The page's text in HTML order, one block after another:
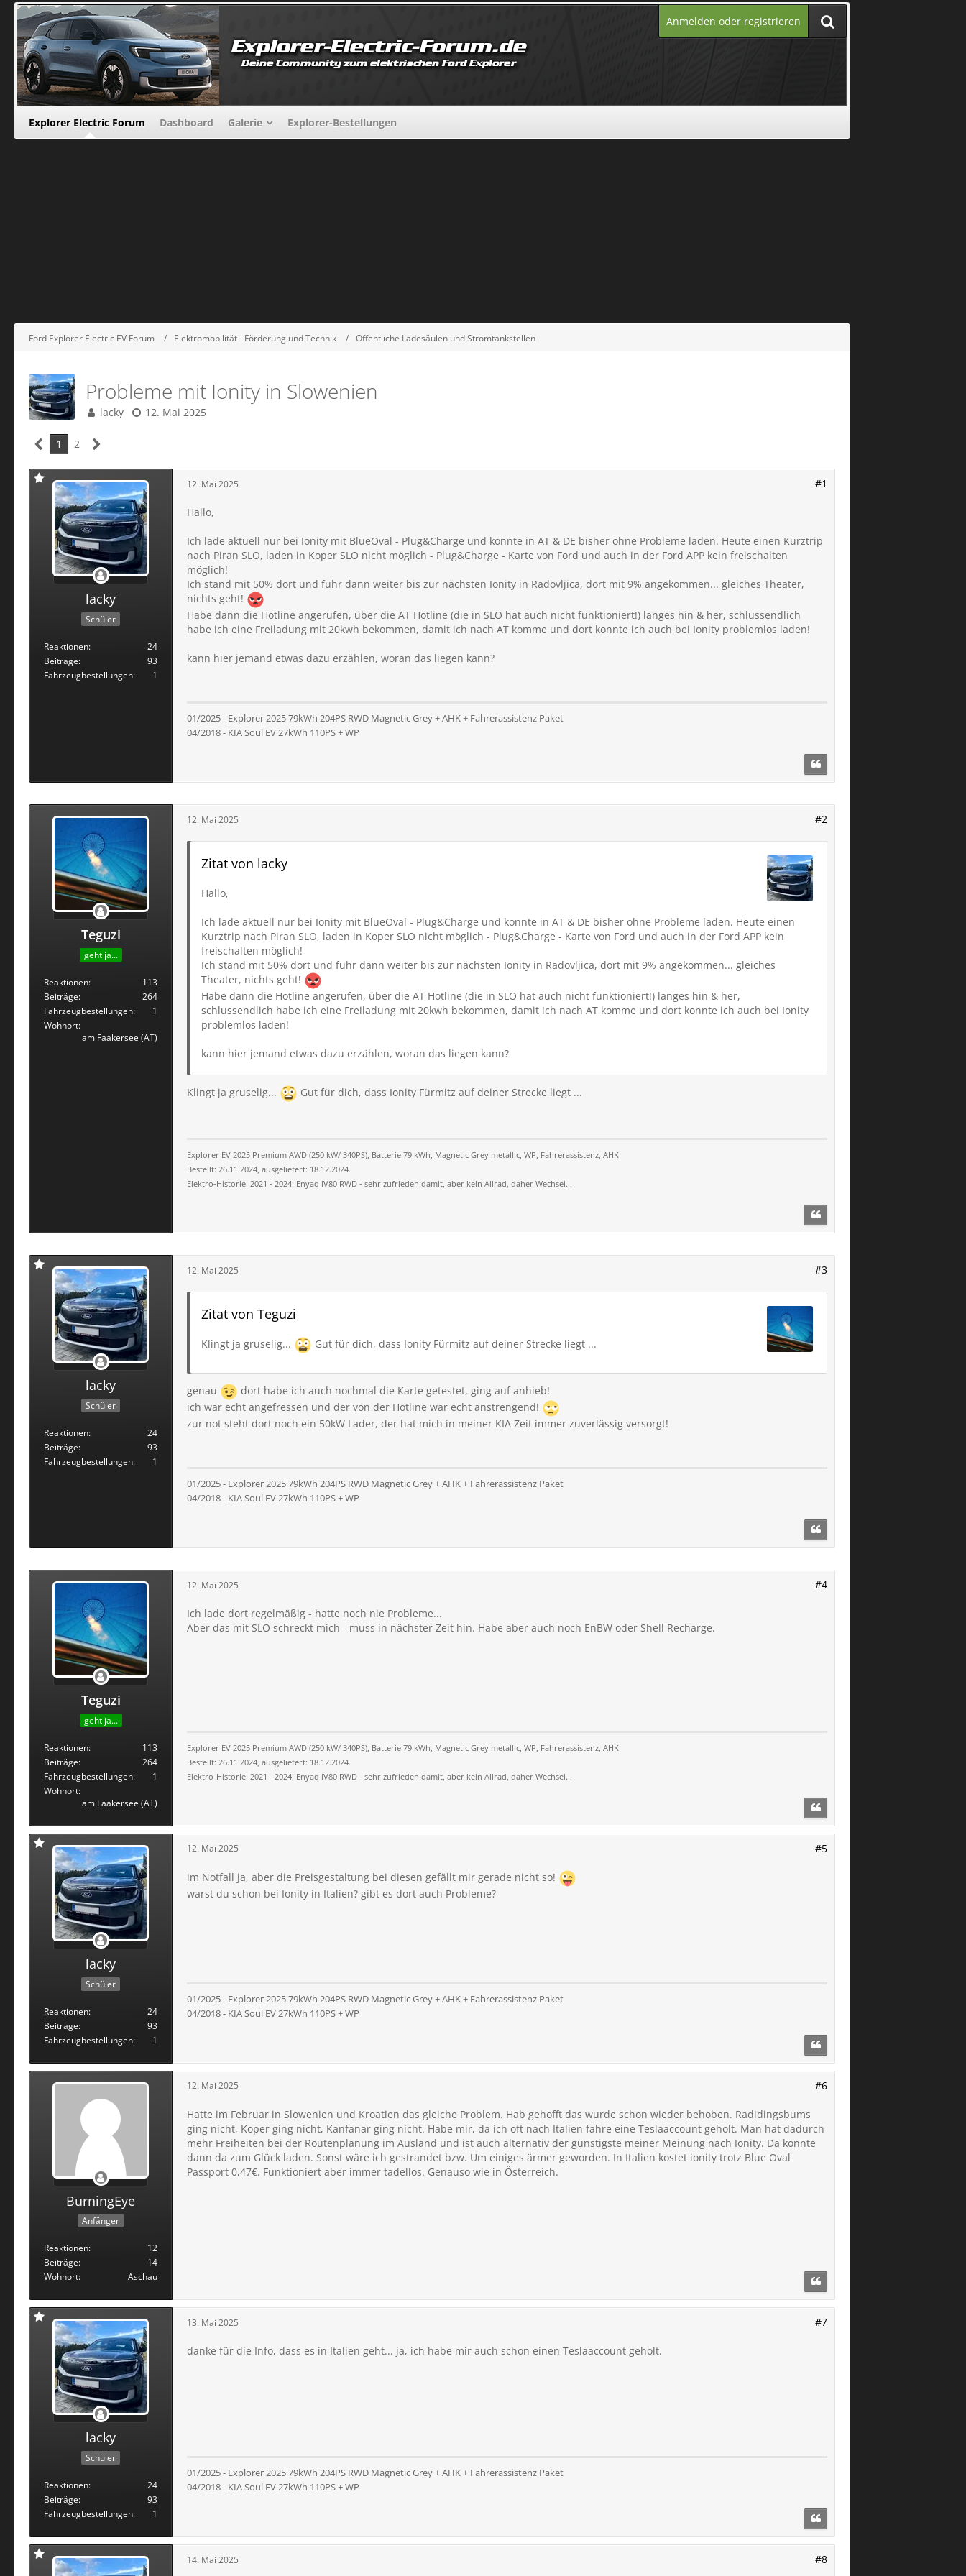
Anmelden oder registrieren
Explorer Electric Forum Dashboard Galerie Explorer-Bestellungen
Ford Explorer Electric EV Forum Elektromobilität - Förderung und Technik Öffentliche Ladesäulen und Stromtankstellen
Probleme mit Ionity in Slowenien
lacky 12. Mai 2025
1 2
lacky
Schüler
Reaktionen
24
Beiträge
93
Fahrzeugbestellungen
1
12. Mai 2025 #1
Hallo,
Ich lade aktuell nur bei Ionity mit BlueOval - Plug&Charge und konnte in AT & DE bisher ohne Probleme laden. Heute einen Kurztrip
nach Piran SLO, laden in Koper SLO nicht möglich - Plug&Charge - Karte von Ford und auch in der Ford APP kein freischalten
möglich!
Ich stand mit 50% dort und fuhr dann weiter bis zur nächsten Ionity in Radovljica, dort mit 9% angekommen... gleiches Theater,
nichts geht!
Habe dann die Hotline angerufen, über die AT Hotline (die in SLO hat auch nicht funktioniert!) langes hin & her, schlussendlich
habe ich eine Freiladung mit 20kwh bekommen, damit ich nach AT komme und dort konnte ich auch bei Ionity problemlos laden!
kann hier jemand etwas dazu erzählen, woran das liegen kann?
01/2025 - Explorer 2025 79kWh 204PS RWD Magnetic Grey + AHK + Fahrerassistenz Paket
04/2018 - KIA Soul EV 27kWh 110PS + WP
Teguzi
geht ja...
Reaktionen
113
Beiträge
264
Fahrzeugbestellungen
1
Wohnort
am Faakersee (AT)
12. Mai 2025 #2
Zitat von lacky
Hallo,
Ich lade aktuell nur bei Ionity mit BlueOval - Plug&Charge und konnte in AT & DE bisher ohne Probleme laden. Heute einen
Kurztrip nach Piran SLO, laden in Koper SLO nicht möglich - Plug&Charge - Karte von Ford und auch in der Ford APP kein
freischalten möglich!
Ich stand mit 50% dort und fuhr dann weiter bis zur nächsten Ionity in Radovljica, dort mit 9% angekommen... gleiches
Theater, nichts geht!
Habe dann die Hotline angerufen, über die AT Hotline (die in SLO hat auch nicht funktioniert!) langes hin & her,
schlussendlich habe ich eine Freiladung mit 20kwh bekommen, damit ich nach AT komme und dort konnte ich auch bei Ionity
problemlos laden!
kann hier jemand etwas dazu erzählen, woran das liegen kann?
Klingt ja gruselig... Gut für dich, dass Ionity Fürmitz auf deiner Strecke liegt ...
Explorer EV 2025 Premium AWD (250 kW/ 340PS), Batterie 79 kWh, Magnetic Grey metallic, WP, Fahrerassistenz, AHK
Bestellt: 26.11.2024, ausgeliefert: 18.12.2024.
Elektro-Historie: 2021 - 2024: Enyaq iV80 RWD - sehr zufrieden damit, aber kein Allrad, daher Wechsel...
lacky
Schüler
Reaktionen
24
Beiträge
93
Fahrzeugbestellungen
1
12. Mai 2025 #3
Zitat von Teguzi
Klingt ja gruselig... Gut für dich, dass Ionity Fürmitz auf deiner Strecke liegt ...
genau
dort habe ich auch nochmal die Karte getestet, ging auf anhieb!
ich war echt angefressen und der von der Hotline war echt anstrengend!
zur not steht dort noch ein 50kW Lader, der hat mich in meiner KIA Zeit immer zuverlässig versorgt!
01/2025 - Explorer 2025 79kWh 204PS RWD Magnetic Grey + AHK + Fahrerassistenz Paket
04/2018 - KIA Soul EV 27kWh 110PS + WP
Teguzi
geht ja...
Reaktionen
113
Beiträge
264
Fahrzeugbestellungen
1
Wohnort
am Faakersee (AT)
12. Mai 2025 #4
Ich lade dort regelmäßig - hatte noch nie Probleme...
Aber das mit SLO schreckt mich - muss in nächster Zeit hin. Habe aber auch noch EnBW oder Shell Recharge.
Explorer EV 2025 Premium AWD (250 kW/ 340PS), Batterie 79 kWh, Magnetic Grey metallic, WP, Fahrerassistenz, AHK
Bestellt: 26.11.2024, ausgeliefert: 18.12.2024.
Elektro-Historie: 2021 - 2024: Enyaq iV80 RWD - sehr zufrieden damit, aber kein Allrad, daher Wechsel...
lacky
Schüler
Reaktionen
24
Beiträge
93
Fahrzeugbestellungen
1
12. Mai 2025 #5
im Notfall ja, aber die Preisgestaltung bei diesen gefällt mir gerade nicht so!
warst du schon bei Ionity in Italien? gibt es dort auch Probleme?
01/2025 - Explorer 2025 79kWh 204PS RWD Magnetic Grey + AHK + Fahrerassistenz Paket
04/2018 - KIA Soul EV 27kWh 110PS + WP
BurningEye
Anfänger
Reaktionen
12
Beiträge
14
Wohnort
Aschau
12. Mai 2025 #6
Hatte im Februar in Slowenien und Kroatien das gleiche Problem. Hab gehofft das wurde schon wieder behoben. Radidingsbums
ging nicht, Koper ging nicht, Kanfanar ging nicht. Habe mir, da ich oft nach Italien fahre eine Teslaaccount geholt. Man hat dadurch
mehr Freiheiten bei der Routenplanung im Ausland und ist auch alternativ der günstigste meiner Meinung nach Ionity. Da konnte
dann da zum Glück laden. Sonst wäre ich gestrandet bzw. Um einiges ärmer geworden. In Italien kostet ionity trotz Blue Oval
Passport 0,47€. Funktioniert aber immer tadellos. Genauso wie in Österreich.
lacky
Schüler
Reaktionen
24
Beiträge
93
Fahrzeugbestellungen
1
13. Mai 2025 #7
danke für die Info, dass es in Italien geht... ja, ich habe mir auch schon einen Teslaaccount geholt.
01/2025 - Explorer 2025 79kWh 204PS RWD Magnetic Grey + AHK + Fahrerassistenz Paket
04/2018 - KIA Soul EV 27kWh 110PS + WP
14. Mai 2025 #8